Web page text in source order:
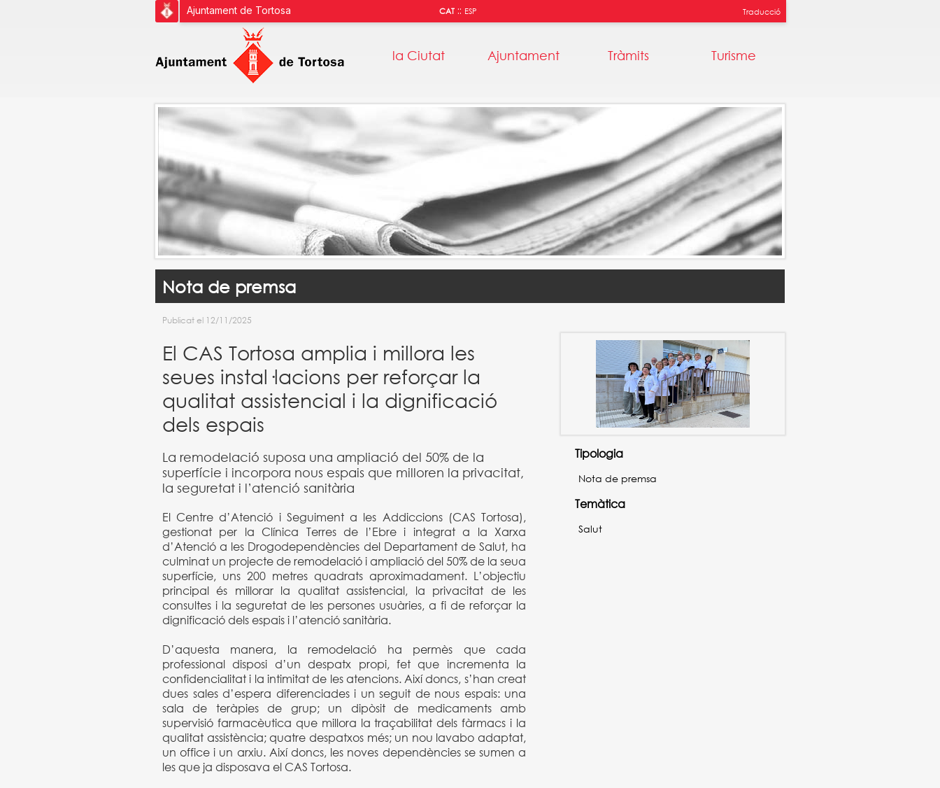
Ajuntament de Tortosa CAT:: ESP Traducció
la Ciutat Ajuntament Tràmits Turisme
Nota de premsa
Publicat el 12/11/2025
El CAS Tortosa amplia i millora les
seues instal·lacions per reforçar la
qualitat assistencial i la dignificació
dels espais
La remodelació suposa una ampliació del 50% de la
superfície i incorpora nous espais que milloren la privacitat,
la seguretat i l’atenció sanitària
El Centre d’Atenció i Seguiment a les Addiccions (CAS Tortosa),
gestionat per la Clínica Terres de l’Ebre i integrat a la Xarxa
d’Atenció a les Drogodependències del Departament de Salut, ha
culminat un projecte de remodelació i ampliació del 50% de la seua
superfície, uns 200 metres quadrats aproximadament. L’objectiu
principal és millorar la qualitat assistencial, la privacitat de les
consultes i la seguretat de les persones usuàries, a fi de reforçar la
dignificació dels espais i l’atenció sanitària.
D’aquesta manera, la remodelació ha permès que cada
professional disposi d’un despatx propi, fet que incrementa la
confidencialitat i la intimitat de les atencions. Així doncs, s’han creat
dues sales d’espera diferenciades i un seguit de nous espais: una
sala de teràpies de grup; un dipòsit de medicaments amb
supervisió farmacèutica que millora la traçabilitat dels fàrmacs i la
qualitat assistència; quatre despatxos més; un nou lavabo adaptat,
un office i un arxiu. Així doncs, les noves dependències se sumen a
les que ja disposava el CAS Tortosa.
Tipologia
Nota de premsa
Temàtica
Salut